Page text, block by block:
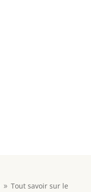
9 Tout savoir sur le